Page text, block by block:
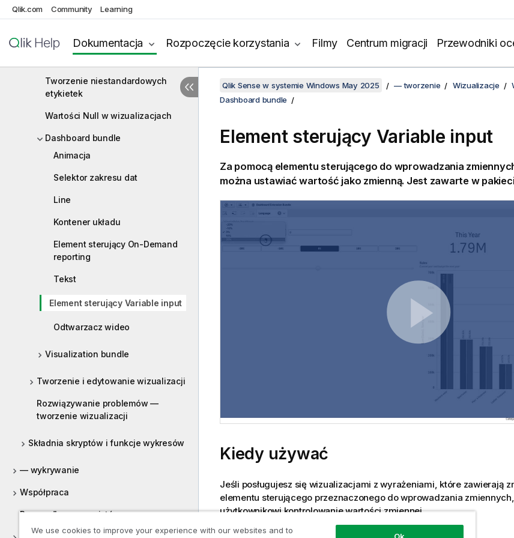
Qlik.com Community Learning
Dokumentacja Rozpoczęcie korzystania Filmy Centrum migracji Przewodniki
Przycisk
Kontener kart
Tworzenie niestandardowych
etykietek
Wartości Null w wizualizacjach
Dashboard bundle
Animacja
Selektor zakresu dat
Line
Kontener układu
Element sterujący On-Demand
reporting
Tekst
Element sterujący Variable input
Odtwarzacz wideo
Visualization bundle
Tworzenie i edytowanie wizualizacji
Rozwiązywanie problemów —
tworzenie wizualizacji
Składnia skryptów i funkcje wykresów
— wykrywanie
Współpraca
Pomoc dla programistów
Qlik Sense w systemie Windows May 2025 — tworzenie Wizualizacje
Dashboard bundle
Element sterujący Variable input
Za pomocą elementu sterującego do wprowadzania
można ustawiać wartość jako zmienną. Jest zawarte w
Kiedy używać
Jeśli posługujesz się wizualizacjami z wyrażeniami, które zawierają
elementu sterującego przeznaczonego do wprowadzania
użytkownikowi kontrolowanie wartości zmiennej.
We use cookies to improve your experience with our websites and to